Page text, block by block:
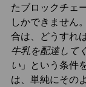
たブロックチェ
しかできません
合は、どうすれ
牛乳を配達して
い」という条件
は、単純にその